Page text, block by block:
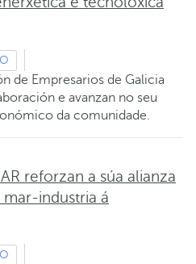
de Empresarios de Galicia
e avanzan no seu
da comunidade.
reforzan a súa alianza
industria á